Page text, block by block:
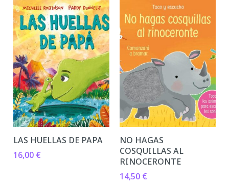
LAS HUELLAS DE PAPA
16,00 €
NO HAGAS
COSQUILLAS AL
RINOCERONTE
14,50 €